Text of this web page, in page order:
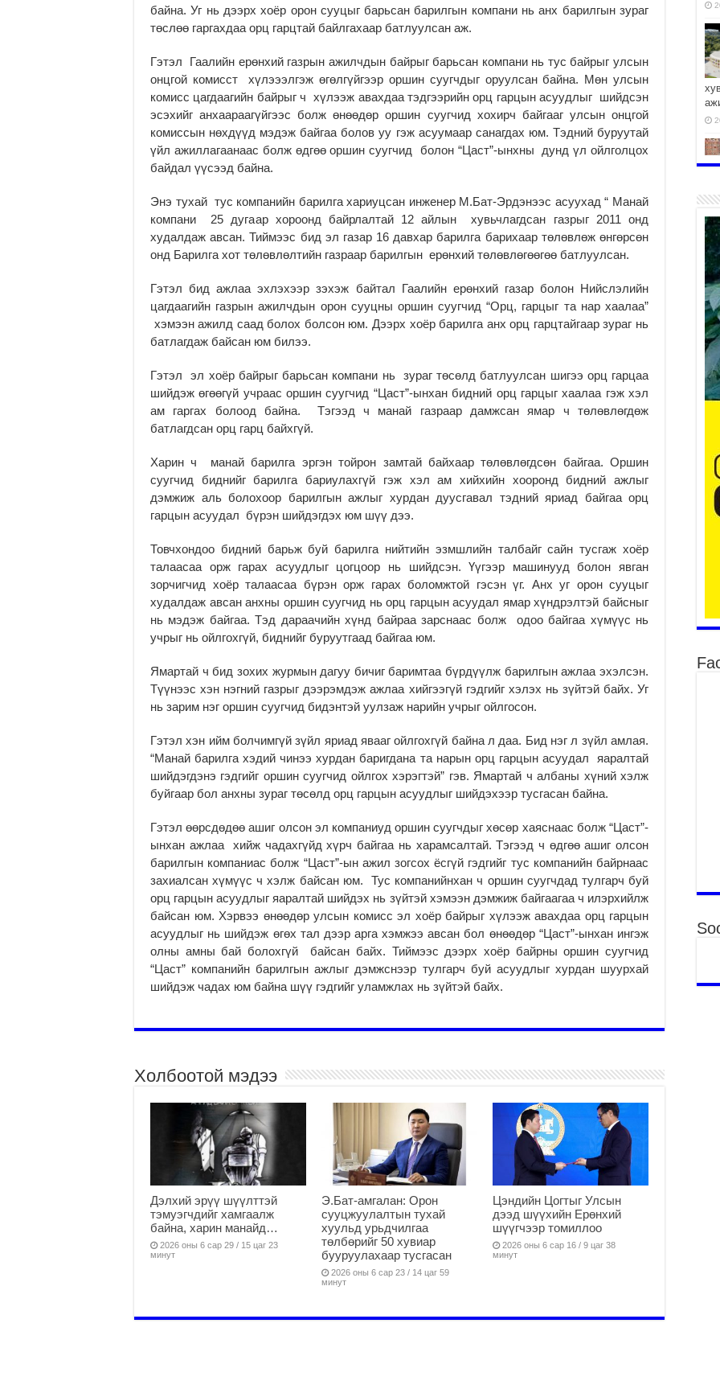
байна. Уг нь дээрх хоёр орон суу­цыг барьсан барилгын компани нь анх барилгын зураг
төс­лөө гаргахдаа орц гарцтай байл­гахаар батлуулсан аж.
Гэтэл Гаалийн ерөнхий газ­рын ажилчдын байрыг барьсан компани нь тус бай­рыг улсын
онцгой комисст хүлэээлгэж өгөлгүйгээр ор­шин суугчдыг оруулсан бай­на. Мөн улсын
комисс цагдаагийн байрыг ч хүлээж авахдаа тэдгээрийн орц гарцын асуудлыг шийдсэн
эсэхийг анхаараагүйгээс болж өнөөдөр оршин суугчид хо­хирч байгааг улсын онцгой
комиссын нөхдүүд мэдэж байгаа болов уу гэж асуумаар санаг­дах юм. Тэдний буруутай
үйл ажиллагаанаас болж өдгөө оршин суугчид болон “Цаст”-ынхны дунд үл ойлголцох
байдал үүсээд байна.
Энэ тухай тус компанийн барилга хариуцсан инженер М.Бат-Эрдэнээс асуухад “ Манай
компани 25 дугаар хороонд байрлалтай 12 айлын хувьчлагдсан газрыг 2011 онд
худалдаж авсан. Тиймээс бид эл газар 16 давхар барилга барихаар төлөв­лөж өнгөрсөн
онд Барилга хот төлөвлөлтийн газ­раар барилгын ерөнхий тө­лөв­лөгөөгөө батлуулсан.
Гэ­тэл бид ажлаа эхлэхээр зэ­хэж байтал Гаалийн ерөн­хий газар болон Нийслэлийн
цагдаагийн газрын ажилчдын орон сууцны оршин суугчид “Орц, гарцыг та нар хаалаа”
хэмээн ажилд саад болох болсон юм. Дээрх хоёр барилга анх орц гарцтайгаар зураг нь
батлагдаж байсан юм билээ.
Гэтэл эл хоёр байрыг барьсан компани нь зураг төсөлд бат­луулсан шигээ орц гарцаа
шийдэж өгөөгүй учраас оршин суугчид “Цаст”-ынхан бид­ний орц гарцыг хаалаа гэж хэл
ам гаргах болоод байна. Тэгээд ч манай газраар дамжсан ямар ч төлөвлөгдөж
батлагдсан орц гарц байхгүй.
Харин ч манай барилга эргэн тойрон замтай байхаар төлөвлөгдсөн байгаа. Оршин
суугчид биднийг барилга бариу­лахгүй гэж хэл ам хийхийн хооронд бидний ажлыг
дэмжиж аль болохоор барилгын ажлыг хурдан дуусгавал тэдний яриад байгаа орц
гарцын асуудал бүрэн шийдэгдэх юм шүү дээ.
Товчхондоо бидний барьж буй барилга нийтийн эзмш­лийн талбайг сайн тусгаж хоёр
талаасаа орж гарах асууд­лыг цогцоор нь шийдсэн. Үү­гээр машинууд болон явган
зорчигчид хоёр талаасаа бүрэн орж гарах боломжтой гэсэн үг. Анх уг орон сууцыг
худалдаж авсан анхны оршин суугчид нь орц гарцын асуудал ямар хүндрэлтэй байсныг
нь мэдэж байгаа. Тэд дараачийн хүнд байраа зарснаас болж одоо байгаа хүмүүс нь
учрыг нь ойлгохгүй, биднийг буруутгаад байгаа юм.
Ямартай ч бид зохих журмын дагуу бичиг барим­таа бүрдүүлж барилгын аж­лаа эхэлсэн.
Түүнээс хэн нэгний газрыг дээ­рэмдэж ажлаа хийгээгүй гэд­гийг хэлэх нь зүйтэй байх. Уг
нь зарим нэг оршин суугчид бидэн­тэй уулзаж нарийн учрыг ойлгосон.
Гэтэл хэн ийм бол­чимгүй зүйл яриад явааг ойл­гохгүй байна л даа. Бид нэг л зүйл амлая.
“Манай барилга хэдий чинээ хурдан баригдана та нарын орц гарцын асуудал яарал­тай
шийдэгдэнэ гэдгийг оршин суугчид ойлгох хэрэгтэй” гэв. Ямартай ч албаны хүний хэлж
буйгаар бол анхны зураг төсөлд орц гарцын асуудлыг шийдэхээр тусгасан байна.
Гэтэл өөрсдөдөө ашиг олсон эл ком­паниуд оршин суугчдыг хөсөр хаяснаас болж “Цаст”-
ынхан ажлаа хийж чадахгүйд хүрч байгаа нь харамсалтай. Тэгээд ч өдгөө ашиг олсон
барилгын ком­паниас болж “Цаст”-ын ажил зогсох ёсгүй гэдгийг тус компанийн байрнаас
захиалсан хүмүүс ч хэлж байсан юм. Тус компанийнхан ч оршин суугч­дад тулгарч буй
орц гарцын асуудлыг яаралтай шийдэх нь зүйтэй хэмээн дэмжиж байгаагаа ч илэрхийлж
байсан юм. Хэрвээ өнөөдөр улсын ко­мисс эл хоёр байрыг хү­лээж авахдаа орц гарцын
асуудлыг нь шийдэж өгөх тал дээр арга хэмжээ авсан бол өнөөдөр “Цаст”-ынхан ингэж
олны амны бай болохгүй байсан байх. Тиймээс дээрх хоёр байрны оршин суугчид
“Цаст” ком­панийн барилгын ажлыг дэмжс­нээр тулгарч буй асуудлыг хур­дан шуур­хай
шийдэж чадах юм байна шүү гэдгийг уламжлах нь зүйтэй байх.
Холбоотой мэдээ
Дэлхий эрүү шүүлттэй
тэмуэгчдийг хамгаалж
байна, харин манайд…
2026 оны 6 сар 29 / 15 цаг 23
минут
Э.Бат-амгалан: Орон
сууцжуулалтын тухай
хуульд урьдчилгаа
төлбөрийг 50 хувиар
бууруулахаар тусгасан
2026 оны 6 сар 23 / 14 цаг 59
минут
Цэндийн Цогтыг Улсын
дээд шүүхийн Ерөнхий
шүүгчээр томиллоо
2026 оны 6 сар 16 / 9 цаг 38
минут